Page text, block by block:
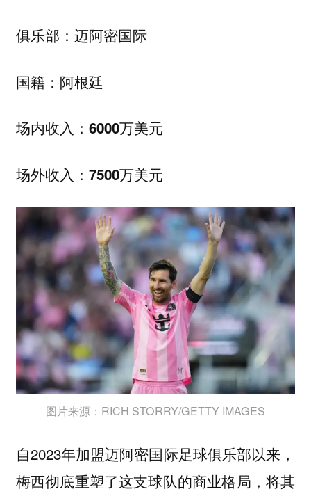
俱乐部：迈阿密国际
国籍：阿根廷
场内收入：6000万美元
场外收入：7500万美元
图片来源：RICH STORRY/GETTY IMAGES
自2023年加盟迈阿密国际足球俱乐部以来，
梅西彻底重塑了这支球队的商业格局，将其